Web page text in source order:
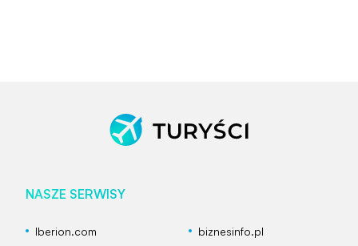
NASZE SERWISY
Iberion.com
biznesinfo.pl